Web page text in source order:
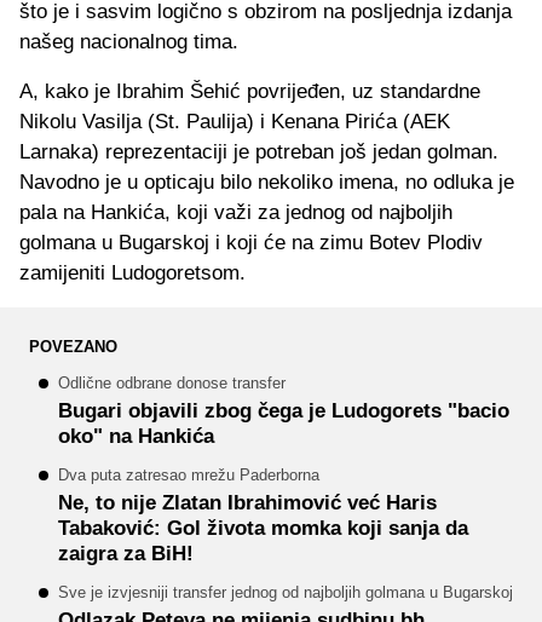
što je i sasvim logično s obzirom na posljednja izdanja
našeg nacionalnog tima.
A, kako je Ibrahim Šehić povrijeđen, uz standardne
Nikolu Vasilja (St. Paulija) i Kenana Pirića (AEK
Larnaka) reprezentaciji je potreban još jedan golman.
Navodno je u opticaju bilo nekoliko imena, no odluka je
pala na Hankića, koji važi za jednog od najboljih
golmana u Bugarskoj i koji će na zimu Botev Plodiv
zamijeniti Ludogoretsom.
POVEZANO
Odlične odbrane donose transfer
Bugari objavili zbog čega je Ludogorets "bacio
oko" na Hankića
Dva puta zatresao mrežu Paderborna
Ne, to nije Zlatan Ibrahimović već Haris
Tabaković: Gol života momka koji sanja da
zaigra za BiH!
Sve je izvjesniji transfer jednog od najboljih golmana u Bugarskoj